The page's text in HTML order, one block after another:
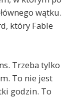
wątku.
który Fable
Trzeba tylko
To nie jest
godzin. To